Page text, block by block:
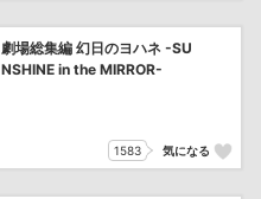
劇場総集編 幻日のヨハネ -SU
NSHINE in the MIRROR-
1583 気になる